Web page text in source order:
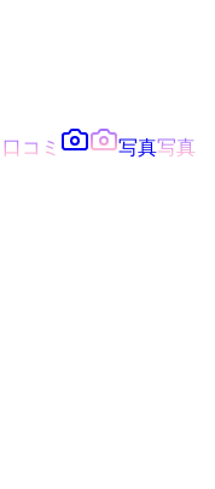
口コミ 写真写真